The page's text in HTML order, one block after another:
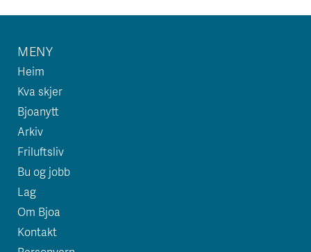
MENY
Heim
Kva skjer
Bjoanytt
Arkiv
Friluftsliv
Bu og jobb
Lag
Om Bjoa
Kontakt